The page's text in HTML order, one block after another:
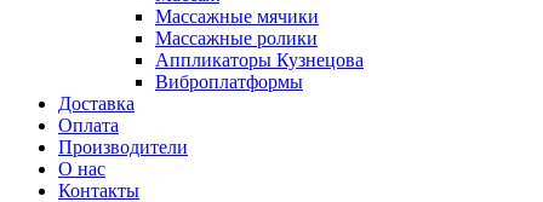
Массажные мячики
Массажные ролики
Аппликаторы Кузнецова
Виброплатформы
Доставка
Оплата
Производители
О нас
Контакты